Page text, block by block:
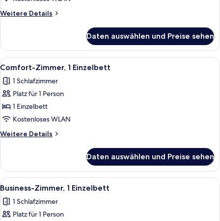
Weitere Details
Weitere
Zimmer,
2 Einzelbetten
Daten auswählen und Preise sehen
Alle
Fotos
für
Comfort-
Zimmer,
1 Einzelbett
anzeigen
Ein Hotelzimmer mit Bett,
6
Comfort-Zimmer, 1 Einzelbett
1 Schlafzimmer
Platz für 1 Person
1 Einzelbett
Kostenloses WLAN
Weitere Details
Weitere
Zimmer,
1 Einzelbett
Daten auswählen und Preise sehen
Alle
Fotos
für
Business-
Ein Hotelzimmer mit Bett,
8
Business-Zimmer, 1 Einzelbett
1 Schlafzimmer
Platz für 1 Person